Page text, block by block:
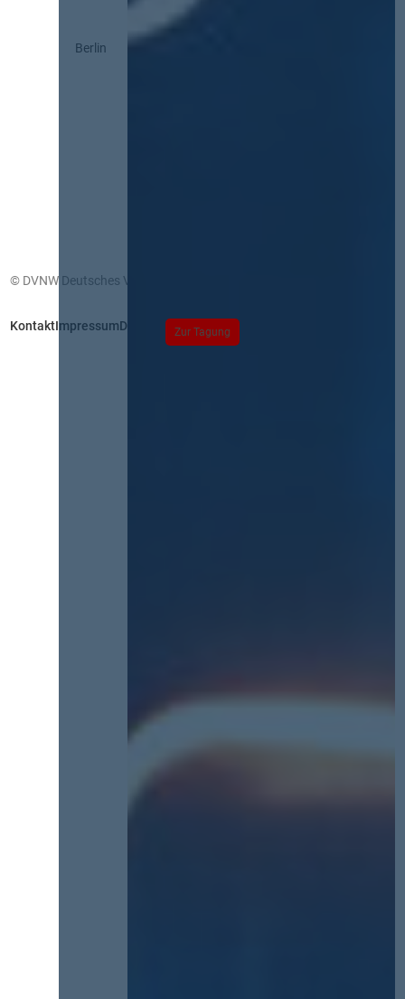
Zur Tagung
Berlin
© DVNW Deutsches Vergabenetzwerk GmbH
KontaktImpressumDatenschutz